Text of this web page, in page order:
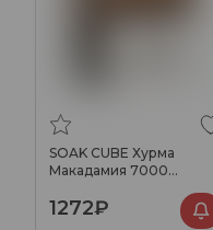
SOAK CUBE Хурма
Макадамия 7000
1272₽